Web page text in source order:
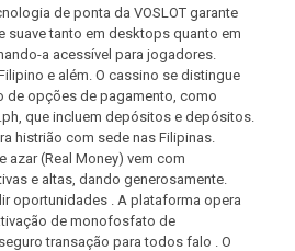
de ponta da VOSLOT garante
suave tanto em desktops quanto em
a acessível para jogadores.
e além. O cassino se distingue
de opções de pagamento, como
que incluem depósitos e depósitos.
histrião com sede nas Filipinas.
azar (Real Money) vem com
e altas, dando generosamente.
oportunidades . A plataforma opera
de monofosfato de
transação para todos falo . O